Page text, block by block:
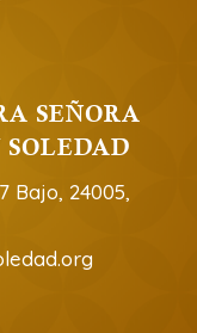
SEÑORA
Bajo, 24005,